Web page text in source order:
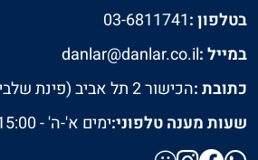
בטלפון :03-6811741
במייל :danlar@danlar.co.il
כתובת :הכישור 2 תל אביב (פינת שלבים 16)
שעות מענה טלפוני:ימים א'-ה' - 10:00-15:00